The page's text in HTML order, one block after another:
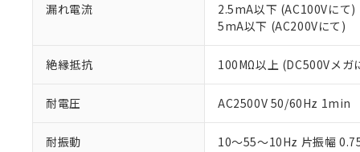
漏れ電流
2.5mA以下 (AC100Vにて)
5mA以下 (AC200Vにて)
絶縁抵抗 100MΩ以上 (DC500Vメガ
耐電圧 AC2500V 50/60Hz 1min
耐振動 10～55～10Hz 片振幅
また、RoHS指令
混在することから
既に当社にて対応
り割愛しておりま